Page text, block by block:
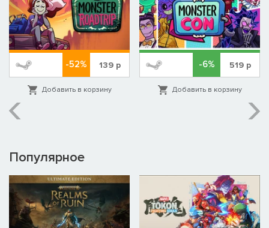
-52% 139р
Добавить в корзину
-6% 519р
Добавить в корзину
Популярное